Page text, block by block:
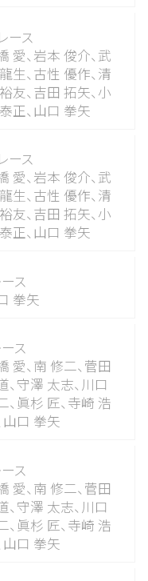
ース
愛、 岩本 俊介、 武
生、 古性 優作、 清
友、 吉田 拓矢、 小
正、 山口 拳矢
ース
愛、 岩本 俊介、 武
生、 古性 優作、 清
友、 吉田 拓矢、 小
正、 山口 拳矢
ス
拳矢
ス
愛、 南 修二、 菅田
、 守澤 太志、 川口
、 眞杉 匠、 寺崎 浩
山口 拳矢
ス
愛、 南 修二、 菅田
守澤 太志、 川口
眞杉 匠、 寺崎 浩
山口 拳矢